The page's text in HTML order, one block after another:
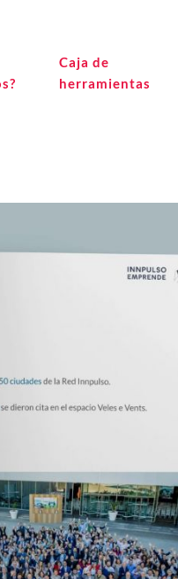
Caja de
herramientas